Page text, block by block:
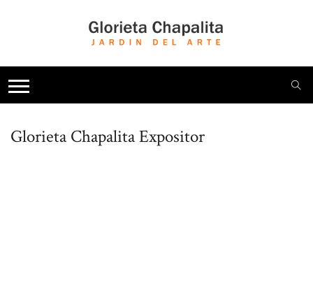
Glorieta ChapalitaExpositor